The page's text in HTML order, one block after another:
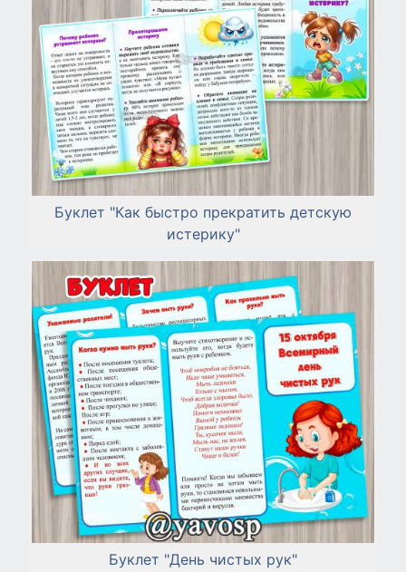
Буклет "Как быстро прекратить детскую
истерику"
Буклет "День чистых рук"